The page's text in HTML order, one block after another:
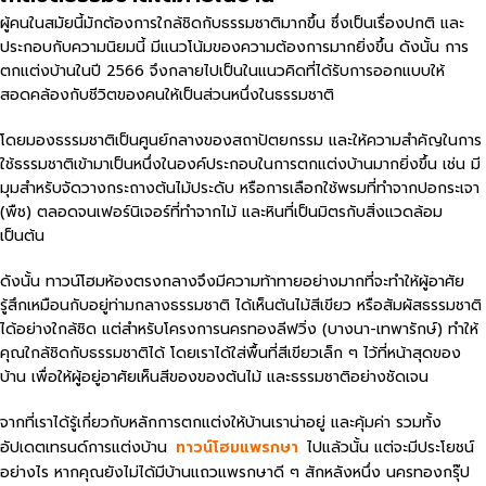
ผู้คนในสมัยนี้มักต้องการใกล้ชิดกับธรรมชาติมากขึ้น ซึ่งเป็นเรื่องปกติ และ
ประกอบกับความนิยมนี้ มีแนวโน้มของความต้องการมากยิ่งขึ้น ดังนั้น การ
ตกแต่งบ้านในปี 2566 จึงกลายไปเป็นในแนวคิดที่ได้รับการออกแบบให้
สอดคล้องกับชีวิตของคนให้เป็นส่วนหนึ่งในธรรมชาติ
โดยมองธรรมชาติเป็นศูนย์กลางของสถาปัตยกรรม และให้ความสำคัญในการ
ใช้ธรรมชาติเข้ามาเป็นหนึ่งในองค์ประกอบในการตกแต่งบ้านมากยิ่งขึ้น เช่น มี
มุมสำหรับจัดวางกระถางต้นไม้ประดับ หรือการเลือกใช้พรมที่ทำจากปอกระเจา
(พืช) ตลอดจนเฟอร์นิเจอร์ที่ทำจากไม้ และหินที่เป็นมิตรกับสิ่งแวดล้อม
เป็นต้น
ดังนั้น ทาวน์โฮมห้องตรงกลางจึงมีความท้าทายอย่างมากที่จะทำให้ผู้อาศัย
รู้สึกเหมือนกับอยู่ท่ามกลางธรรมชาติ ได้เห็นต้นไม้สีเขียว หรือสัมผัสธรรมชาติ
ได้อย่างใกล้ชิด แต่สำหรับโครงการนครทองลีฟวิ่ง (บางนา-เทพารักษ์) ทำให้
คุณใกล้ชิดกับธรรมชาติได้ โดยเราได้ใส่พื้นที่สีเขียวเล็ก ๆ ไว้ที่หน้าสุดของ
บ้าน เพื่อให้ผู้อยู่อาศัยเห็นสีของของต้นไม้ และธรรมชาติอย่างชัดเจน
จากที่เราได้รู้เกี่ยวกับหลักการตกแต่งให้บ้านเราน่าอยู่ และคุ้มค่า รวมทั้ง
อัปเดตเทรนด์การแต่งบ้าน ทาวน์โฮมแพรกษา ไปแล้วนั้น แต่จะมีประโยชน์
อย่างไร หากคุณยังไม่ได้มีบ้านแถวแพรกษาดี ๆ สักหลังหนึ่ง นครทองกรุ๊ป